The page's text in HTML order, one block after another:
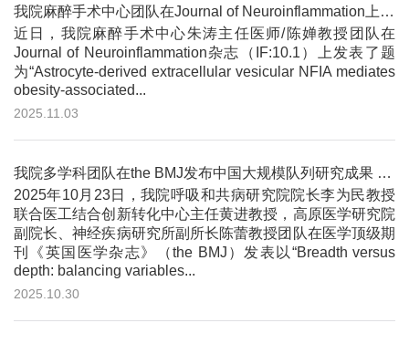
我院麻醉手术中心团队在Journal of Neuroinflammation上发表研究论文 揭示星形胶质细胞源性NFIA蛋...
近日，我院麻醉手术中心朱涛主任医师/陈婵教授团队在
Journal of Neuroinflammation杂志（IF:10.1）上发表了题
为“Astrocyte-derived extracellular vesicular NFIA mediates
obesity-associated...
2025.11.03
我院多学科团队在the BMJ发布中国大规模队列研究成果 提出价值驱动的系统性解决方案
2025年10月23日，我院呼吸和共病研究院院长李为民教授
联合医工结合创新转化中心主任黄进教授，高原医学研究院
副院长、神经疾病研究所副所长陈蕾教授团队在医学顶级期
刊《英国医学杂志》（the BMJ）发表以“Breadth versus
depth: balancing variables...
2025.10.30